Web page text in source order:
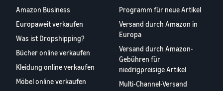
Amazon Business
Europaweit verkaufen
Was ist Dropshipping?
Bücher online verkaufen
Kleidung online verkaufen
Möbel online verkaufen
Programm für neue Artikel
Versand durch Amazon in
Europa
Versand durch Amazon-
Gebühren für
niedrigpreisige Artikel
Multi-Channel-Versand